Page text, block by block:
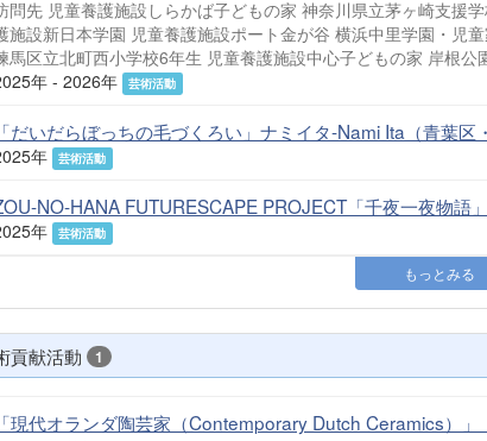
問先 児童養護施設しらかば子どもの家 神奈川県立茅ヶ崎支援
施設新日本学園 児童養護施設ポート金が谷 横浜中里学園・児
馬区立北町西小学校6年生 児童養護施設中心子どもの家 岸根公
年 - 2026年
芸術活動
だいだらぼっちの毛づくろい」ナミイタ-Nami Ita（青葉区
年 芸術活動
NO-HANA FUTURESCAPE PROJECT「千夜一夜物語」
年 芸術活動
もっとみる
貢献活動 1
現代オランダ陶芸家（Contemporary Dutch Ceramics）